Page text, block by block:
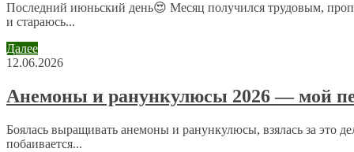
Последний июньский день😍 Месяц получился трудовым,
и стараюсь...
Далее
12.06.2026
Анемоны и ранункулюсы 2026 — мой
Боялась выращивать анемоны и ранункулюсы, взялась за это
побаивается...